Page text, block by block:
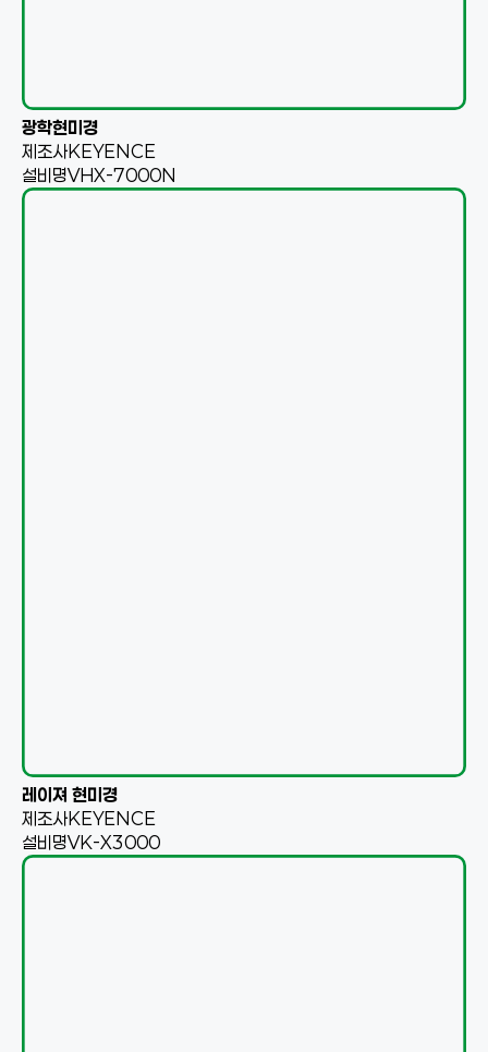
광학현미경
제조사KEYENCE
설비명VHX-7000N
레이져 현미경
제조사KEYENCE
설비명VK-X3000